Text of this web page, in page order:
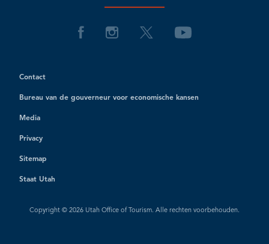
Contact
Bureau van de gouverneur voor economische kansen
Media
Privacy
Sitemap
Staat Utah
Copyright © 2026 Utah Office of Tourism. Alle rechten voorbehouden.